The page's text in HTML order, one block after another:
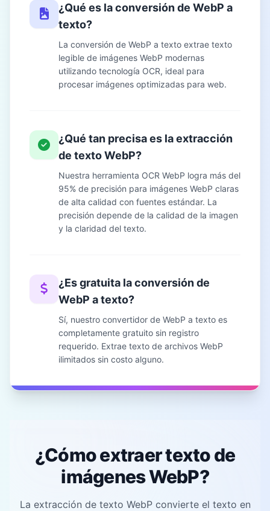
¿Qué es la conversión de WebP a
texto?
La conversión de WebP a texto extrae texto
legible de imágenes WebP modernas
utilizando tecnología OCR, ideal para
procesar imágenes optimizadas para web.
¿Qué tan precisa es la extracción
de texto WebP?
Nuestra herramienta OCR WebP logra más del
95% de precisión para imágenes WebP claras
de alta calidad con fuentes estándar. La
precisión depende de la calidad de la imagen
y la claridad del texto.
¿Es gratuita la conversión de
WebP a texto?
Sí, nuestro convertidor de WebP a texto es
completamente gratuito sin registro
requerido. Extrae texto de archivos WebP
ilimitados sin costo alguno.
¿Cómo extraer texto de
imágenes WebP?
La extracción de texto WebP convierte el texto en